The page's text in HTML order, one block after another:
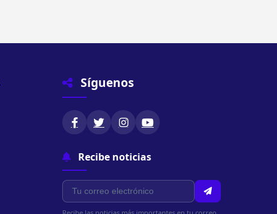
Síguenos
Recibe noticias